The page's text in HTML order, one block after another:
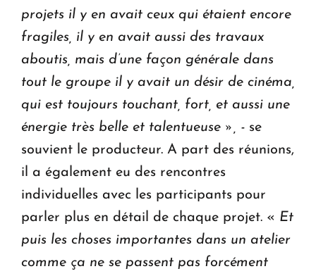
projets il y en avait ceux qui étaient encore
fragiles, il y en avait aussi des travaux
aboutis, mais d’une façon générale dans
tout le groupe il y avait un désir de cinéma,
qui est toujours touchant, fort, et aussi une
énergie très belle et talentueuse », - se
souvient le producteur. A part des réunions,
il a également eu des rencontres
individuelles avec les participants pour
parler plus en détail de chaque projet. « Et
puis les choses importantes dans un atelier
comme ça ne se passent pas forcément